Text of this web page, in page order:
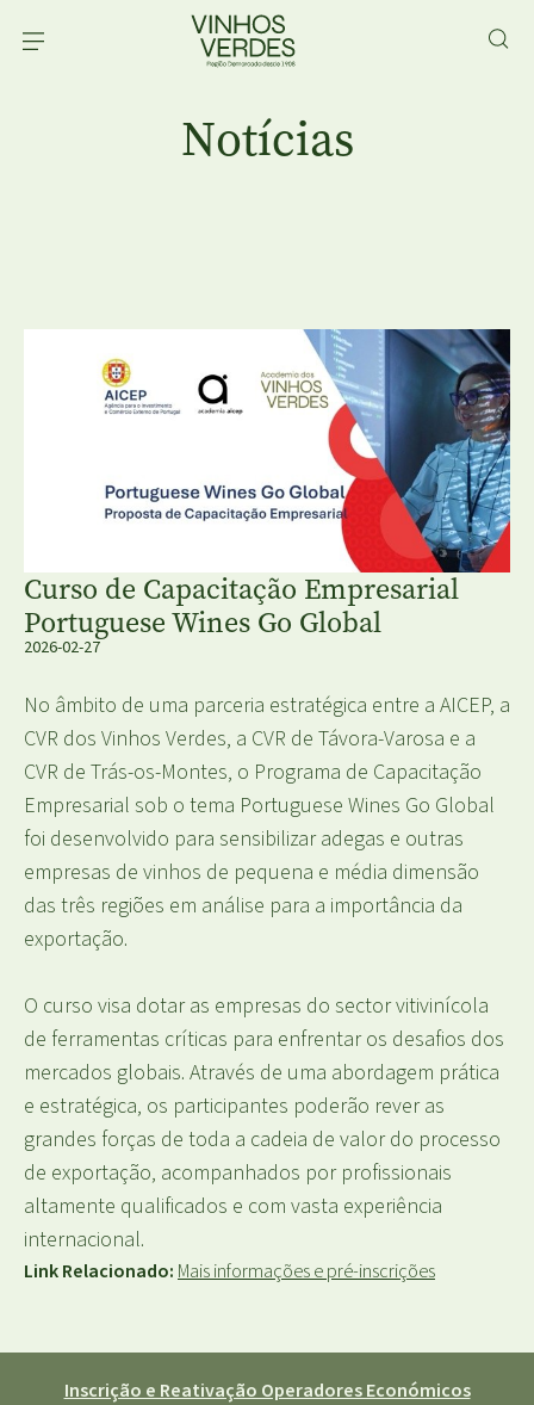
Notícias
Curso de Capacitação Empresarial
Portuguese Wines Go Global
2026-02-27
No âmbito de uma parceria estratégica entre a AICEP, a
CVR dos Vinhos Verdes, a CVR de Távora-Varosa e a
CVR de Trás-os-Montes, o Programa de Capacitação
Empresarial sob o tema Portuguese Wines Go Global
foi desenvolvido para sensibilizar adegas e outras
empresas de vinhos de pequena e média dimensão
das três regiões em análise para a importância da
exportação.
O curso visa dotar as empresas do sector vitivinícola
de ferramentas críticas para enfrentar os desafios dos
mercados globais. Através de uma abordagem prática
e estratégica, os participantes poderão rever as
grandes forças de toda a cadeia de valor do processo
de exportação, acompanhados por profissionais
altamente qualificados e com vasta experiência
internacional.
Link Relacionado: Mais informações e pré-inscrições
Inscrição e Reativação Operadores Económicos